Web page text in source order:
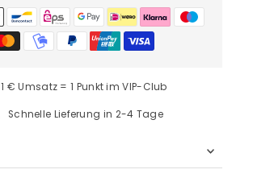
1 € Umsatz = 1 Punkt im VIP-Club
Schnelle Lieferung in 2-4 Tage